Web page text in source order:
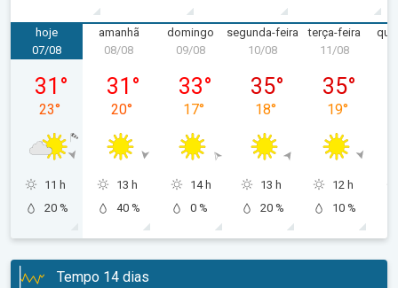
hoje
sexta-feira, 07/08
07/08
31 °
23°
11 h
20 %
amanhã
sábado, 08/08
08/08
31 °
20°
13 h
40 %
domingo
domingo, 09/08
09/08
33°
17°
14 h
0 %
segunda-feira
segunda-feira, 10/08
10/08
35°
18°
13 h
20 %
terça-feira
11/08
35°
19°
12 h
10 %
Tempo 14 dias